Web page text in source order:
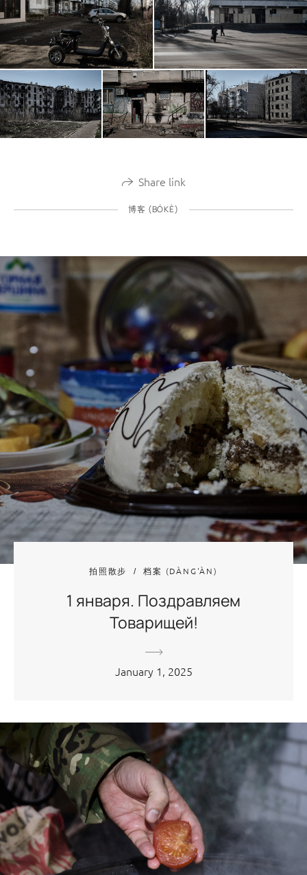
Share link
博客 (BÓKÈ)
拍照散步 档案 (DÀNG'ÀN)
1 января. Поздравляем
Товарищей!
January 1, 2025